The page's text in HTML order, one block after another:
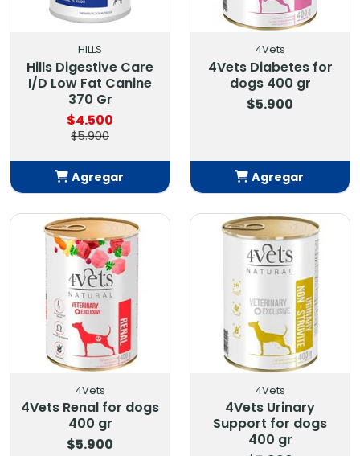
HILLS
Hills Digestive Care
I/D Low Fat Canine
370 Gr
$4.500
$5.900
Agregar
4Vets
4Vets Diabetes for
dogs 400 gr
$5.900
Agregar
4Vets
4Vets Renal for dogs
400 gr
$5.900
4Vets
4Vets Urinary
Support for dogs
400 gr